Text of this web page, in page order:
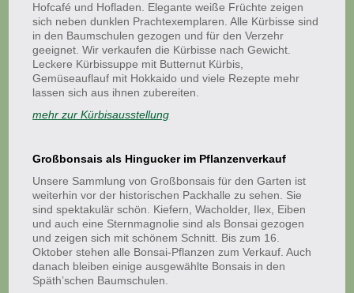
Hofcafé und Hofladen. Elegante weiße Früchte zeigen
sich neben dunklen Prachtexemplaren. Alle Kürbisse sind
in den Baumschulen gezogen und für den Verzehr
geeignet. Wir verkaufen die Kürbisse nach Gewicht.
Leckere Kürbissuppe mit Butternut Kürbis,
Gemüseauflauf mit Hokkaido und viele Rezepte mehr
lassen sich aus ihnen zubereiten.
mehr zur Kürbisausstellung
Großbonsais als Hingucker im Pflanzenverkauf
Unsere Sammlung von Großbonsais für den Garten ist
weiterhin vor der historischen Packhalle zu sehen. Sie
sind spektakulär schön. Kiefern, Wacholder, Ilex, Eiben
und auch eine Sternmagnolie sind als Bonsai gezogen
und zeigen sich mit schönem Schnitt. Bis zum 16.
Oktober stehen alle Bonsai-Pflanzen zum Verkauf. Auch
danach bleiben einige ausgewählte Bonsais in den
Späth’schen Baumschulen.